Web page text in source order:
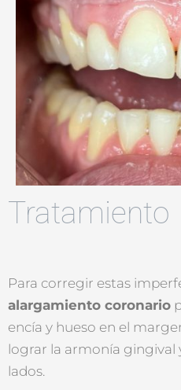
Tratamiento
Para corregir estas
alargamiento coronario
encía y hueso en el
lograr la armonía gingival
lados.